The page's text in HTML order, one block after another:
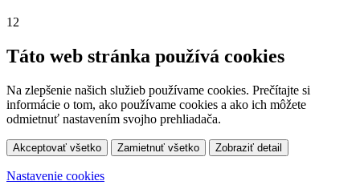
12
Táto web stránka používá cookies
Na zlepšenie našich služieb používame cookies. Prečítajte si
informácie o tom, ako používame cookies a ako ich môžete
odmietnuť nastavením svojho prehliadača.
Akceptovať všetko Zamietnuť všetko Zobraziť detail
Nastavenie cookies